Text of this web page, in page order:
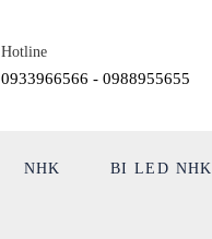
Hotline
0933966566 - 0988955655
NHK BI LED NHK